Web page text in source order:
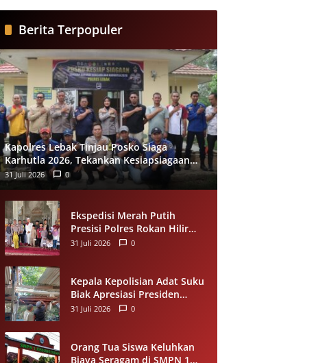
Berita Terpopuler
Kapolres Lebak Tinjau Posko Siaga
Karhutla 2026, Tekankan Kesiapsiagaan
dan Pencegahan Kebakaran Hutan
31 Juli 2026 0
Ekspedisi Merah Putih
Presisi Polres Rokan Hilir
Salurkan Sedekah Makanan
31 Juli 2026 0
Kepala Kepolisian Adat Suku
Biak Apresiasi Presiden
Prabowo atas Renovasi
31 Juli 2026 0
Orang Tua Siswa Keluhkan
Biaya Seragam di SMPN 1